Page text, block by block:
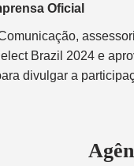
Oficial
Brazil 2024 e
divulgar a